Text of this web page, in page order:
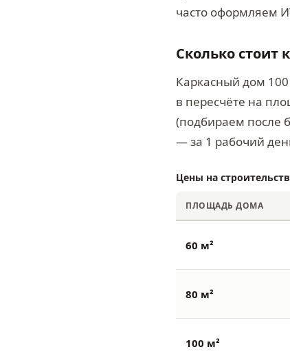
часто оформляем
Сколько стоит
Каркасный дом
в пересчёте на
(подбираем после
— за 1 рабочий
Цены на
ПЛОЩАДЬ ДОМА
60 м²
80 м²
100 м²